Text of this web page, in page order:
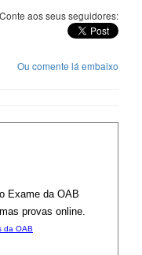
Conte aos seus seguidores:
Ou comente lá embaixo
Exame da OAB
provas online.
da OAB